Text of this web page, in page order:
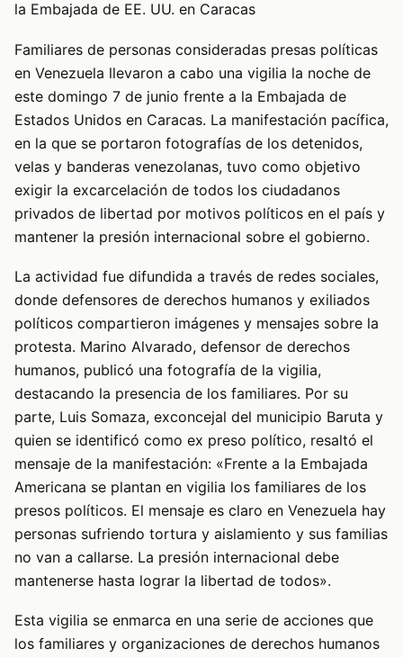
la Embajada de EE. UU. en Caracas
Familiares de personas consideradas presas políticas
en Venezuela llevaron a cabo una vigilia la noche de
este domingo 7 de junio frente a la Embajada de
Estados Unidos en Caracas. La manifestación pacífica,
en la que se portaron fotografías de los detenidos,
velas y banderas venezolanas, tuvo como objetivo
exigir la excarcelación de todos los ciudadanos
privados de libertad por motivos políticos en el país y
mantener la presión internacional sobre el gobierno.
La actividad fue difundida a través de redes sociales,
donde defensores de derechos humanos y exiliados
políticos compartieron imágenes y mensajes sobre la
protesta. Marino Alvarado, defensor de derechos
humanos, publicó una fotografía de la vigilia,
destacando la presencia de los familiares. Por su
parte, Luis Somaza, exconcejal del municipio Baruta y
quien se identificó como ex preso político, resaltó el
mensaje de la manifestación: «Frente a la Embajada
Americana se plantan en vigilia los familiares de los
presos políticos. El mensaje es claro en Venezuela hay
personas sufriendo tortura y aislamiento y sus familias
no van a callarse. La presión internacional debe
mantenerse hasta lograr la libertad de todos».
Esta vigilia se enmarca en una serie de acciones que
los familiares y organizaciones de derechos humanos